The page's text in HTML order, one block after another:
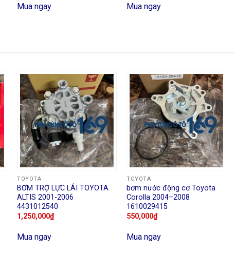
Mua ngay Mua ngay
TOYOTA
BƠM TRỢ LỰC LÁI TOYOTA
ALTIS 2001-2006
4431012540
1,250,000₫
Mua ngay
TOYOTA
bơm nước động cơ Toyota
Corolla 2004–2008
1610029415
550,000₫
Mua ngay